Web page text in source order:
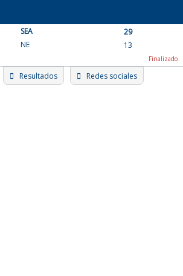
content
SEA
29
NE
13
Finalizado
Resultados Redes sociales